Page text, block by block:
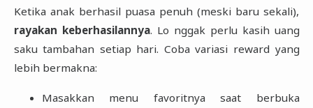
Ketika anak berhasil puasa penuh (meski baru sekali),
rayakan keberhasilannya. Lo nggak perlu kasih uang
saku tambahan setiap hari. Coba variasi reward yang
lebih bermakna:
Masakkan menu favoritnya saat berbuka